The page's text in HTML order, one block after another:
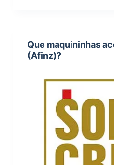
Que maquininhas
(Afinz)?